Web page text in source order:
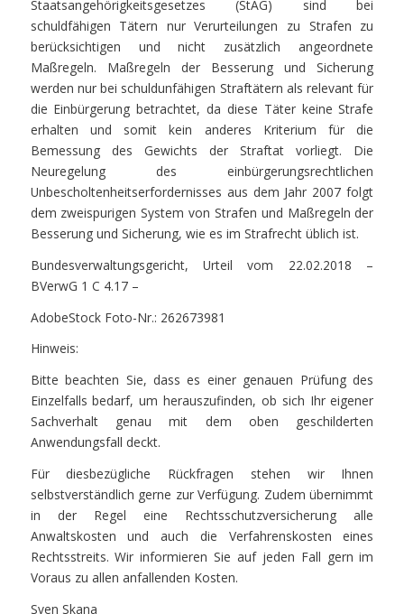
Staatsangehörigkeitsgesetzes (StAG) sind bei
schuldfähigen Tätern nur Verurteilungen zu Strafen zu
berücksichtigen und nicht zusätzlich angeordnete
Maßregeln. Maßregeln der Besserung und Sicherung
werden nur bei schuldunfähigen Straftätern als relevant für
die Einbürgerung betrachtet, da diese Täter keine Strafe
erhalten und somit kein anderes Kriterium für die
Bemessung des Gewichts der Straftat vorliegt. Die
Neuregelung des einbürgerungsrechtlichen
Unbescholtenheitserfordernisses aus dem Jahr 2007 folgt
dem zweispurigen System von Strafen und Maßregeln der
Besserung und Sicherung, wie es im Strafrecht üblich ist.
Bundesverwaltungsgericht, Urteil vom 22.02.2018 –
BVerwG 1 C 4.17 –
AdobeStock Foto-Nr.: 262673981
Hinweis:
Bitte beachten Sie, dass es einer genauen Prüfung des
Einzelfalls bedarf, um herauszufinden, ob sich Ihr eigener
Sachverhalt genau mit dem oben geschilderten
Anwendungsfall deckt.
Für diesbezügliche Rückfragen stehen wir Ihnen
selbstverständlich gerne zur Verfügung. Zudem übernimmt
in der Regel eine Rechtsschutzversicherung alle
Anwaltskosten und auch die Verfahrenskosten eines
Rechtsstreits. Wir informieren Sie auf jeden Fall gern im
Voraus zu allen anfallenden Kosten.
Sven Skana